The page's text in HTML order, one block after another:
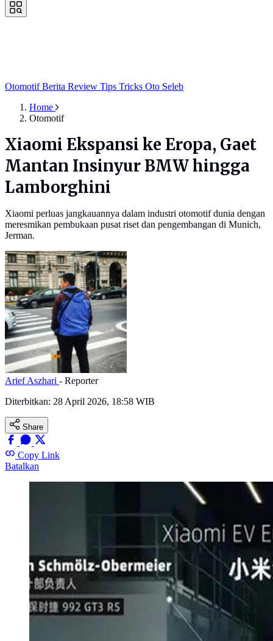
OtomotifBerita Review Tips Tricks Oto Seleb
Home
Otomotif
Xiaomi Ekspansi ke Eropa, Gaet
Mantan Insinyur BMW hingga
Lamborghini
Xiaomi perluas jangkauannya dalam industri otomotif dunia dengan
meresmikan pembukaan pusat riset dan pengembangan di Munich,
Jerman.
Arief Aszhari - Reporter
Diterbitkan: 28 April 2026, 18:58 WIB
Share
Copy Link
Batalkan